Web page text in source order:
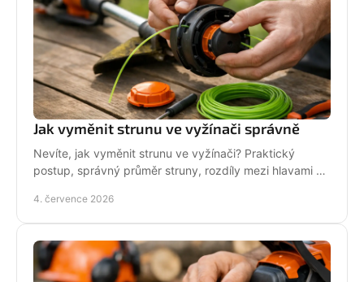
Jak vyměnit strunu ve vyžínači správně
Nevíte, jak vyměnit strunu ve vyžínači? Praktický
postup, správný průměr struny, rozdíly mezi hlavami a
4. července 2026